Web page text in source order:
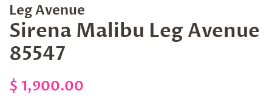
Leg Avenue
Sirena Malibu Leg Avenue
85547
Precio
$ 1,900.00